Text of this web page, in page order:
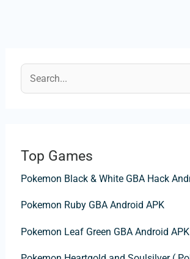
c
h
f
r
Top Games
Pokemon Black & White GBA Hack
Pokemon Ruby GBA Android APK
Pokemon Leaf Green GBA Android APK